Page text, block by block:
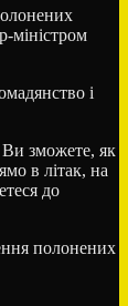
міністром
і
зможете, як
в літак, на
до
полонених